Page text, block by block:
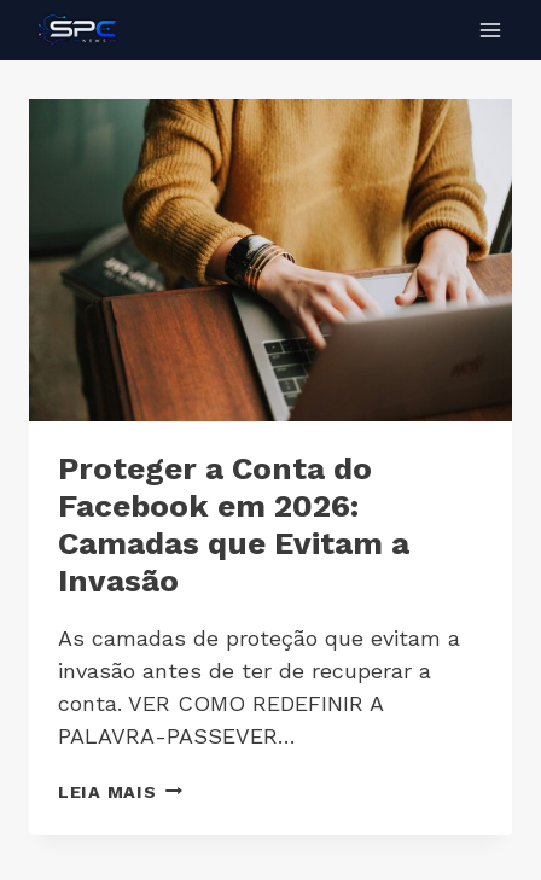
Proteger a Conta do
Facebook em 2026:
Camadas que Evitam a
Invasão
As camadas de proteção que evitam a
invasão antes de ter de recuperar a
conta. VER COMO REDEFINIR A
PALAVRA-PASSEVER…
LEIA MAIS